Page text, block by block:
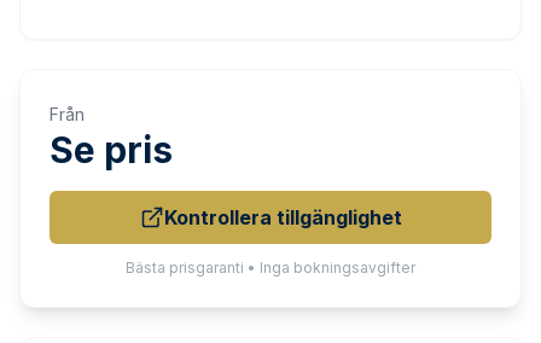
Från
Se pris
Kontrollera tillgänglighet
Bästa prisgaranti • Inga bokningsavgifter